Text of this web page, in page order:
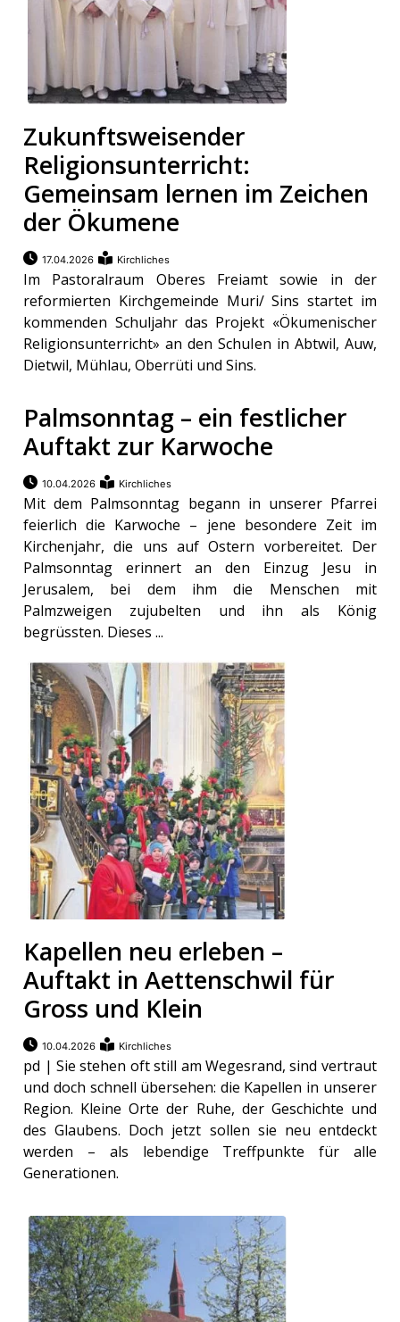
Zukunftsweisender
Religionsunterricht:
Gemeinsam lernen im Zeichen
der Ökumene
17.04.2026 Kirchliches
Im Pastoralraum Oberes Freiamt sowie in der
reformierten Kirchgemeinde Muri/ Sins startet im
kommenden Schuljahr das Projekt «Ökumenischer
Religionsunterricht» an den Schulen in Abtwil, Auw,
Dietwil, Mühlau, Oberrüti und Sins.
Palmsonntag – ein festlicher
Auftakt zur Karwoche
10.04.2026 Kirchliches
Mit dem Palmsonntag begann in unserer Pfarrei
feierlich die Karwoche – jene besondere Zeit im
Kirchenjahr, die uns auf Ostern vorbereitet. Der
Palmsonntag erinnert an den Einzug Jesu in
Jerusalem, bei dem ihm die Menschen mit
Palmzweigen zujubelten und ihn als König
begrüssten. Dieses ...
Kapellen neu erleben –
Auftakt in Aettenschwil für
Gross und Klein
10.04.2026 Kirchliches
pd | Sie stehen oft still am Wegesrand, sind vertraut
und doch schnell übersehen: die Kapellen in unserer
Region. Kleine Orte der Ruhe, der Geschichte und
des Glaubens. Doch jetzt sollen sie neu entdeckt
werden – als lebendige Treffpunkte für alle
Generationen.